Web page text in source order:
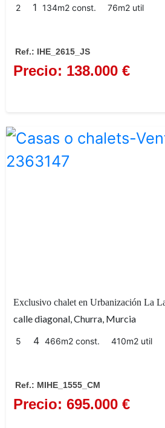
Patojos
aproximadamente
posibilidades
2 1 134m2 const. 76m2 util
Ref.: IHE_2615_JS
Precio: 138.000 €
Exclusivo chalet en Urbanización La
calle diagonal, Churra, Murcia
5 4 466m2 const. 410m2 util
Ref.: MIHE_1555_CM
Precio: 695.000 €